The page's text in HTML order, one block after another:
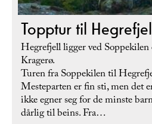
Topptur til
Hegrefjell ligger ved
Kragerø.
Turen fra Soppekilen til
Mesteparten er fin sti, men det
ikke egner seg for de minste
dårlig til beins. Fra…